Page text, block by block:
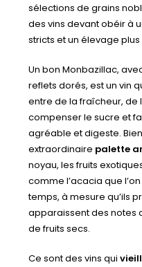
sélections de grains
des vins devant obéir à
stricts et un élevage plus
Un bon Monbazillac,
reflets dorés, est un vin
entre de la fraîcheur, de
compenser le sucre et
agréable et digeste.
extraordinaire palette
noyau, les fruits
comme l’acacia que
temps, à mesure qu’ils
apparaissent des notes
de fruits secs.
Ce sont des vins qui